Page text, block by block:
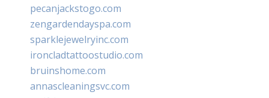
pecanjackstogo.com
zengardendayspa.com
sparklejewelryinc.com
ironcladtattoostudio.com
bruinshome.com
annascleaningsvc.com